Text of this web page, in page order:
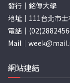
發行｜銘傳大學
地址｜111台北市
電話｜
Mail｜
網站連結